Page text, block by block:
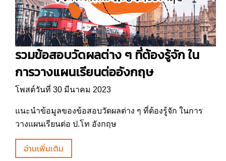
รวมข้อสอบวัดผลต่าง ๆ ที่ต้องรู้จัก ใน
การวางแผนเรียนต่ออังกฤษ
โพสต์วันที่ 30 มีนาคม 2023
แนะนำข้อมูลของข้อสอบวัดผลต่าง ๆ ที่ต้องรู้จัก ในการ
วางแผนเรียนต่อ ป.โท อังกฤษ
อ่านเพิ่มเติม